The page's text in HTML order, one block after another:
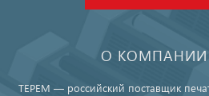
О КОМПАНИИ
ТЕРЕМ — российский поставщик